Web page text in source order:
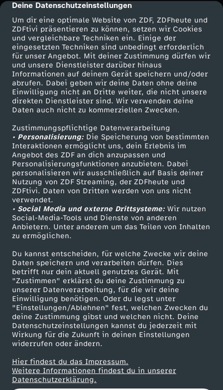
cmp-dialog-description
Deine Datenschutzeinstellungen
Um dir eine optimale Website von ZDF, ZDFheute und
ZDFtivi präsentieren zu können, setzen wir Cookies
und vergleichbare Techniken ein. Einige der
eingesetzten Techniken sind unbedingt erforderlich
für unser Angebot. Mit deiner Zustimmung dürfen wir
und unsere Dienstleister darüber hinaus
Informationen auf deinem Gerät speichern und/oder
abrufen. Dabei geben wir deine Daten ohne deine
Einwilligung nicht an Dritte weiter, die nicht unsere
direkten Dienstleister sind. Wir verwenden deine
Daten auch nicht zu kommerziellen Zwecken.
Zustimmungspflichtige Datenverarbeitung
• Personalisierung:Die Speicherung von bestimmten
Interaktionen ermöglicht uns, dein Erlebnis im
Angebot des ZDF an dich anzupassen und
Personalisierungsfunktionen anzubieten. Dabei
personalisieren wir ausschließlich auf Basis deiner
Nutzung von ZDF Streaming, der ZDFheute und
ZDFtivi. Daten von Dritten werden von uns nicht
verwendet.
• Social Media und externe Drittsysteme:Wir nutzen
Social-Media-Tools und Dienste von anderen
Anbietern. Unter anderem um das Teilen von Inhalten
zu ermöglichen.
Du kannst entscheiden, für welche Zwecke wir deine
Daten speichern und verarbeiten dürfen. Dies
betrifft nur dein aktuell genutztes Gerät. Mit
"Zustimmen" erklärst du deine Zustimmung zu
unserer Datenverarbeitung, für die wir deine
Einwilligung benötigen. Oder du legst unter
"Einstellungen/Ablehnen" fest, welchen Zwecken du
deine Zustimmung gibst und welchen nicht. Deine
Datenschutzeinstellungen kannst du jederzeit mit
Wirkung für die Zukunft in deinen Einstellungen
widerrufen oder ändern.
Hier findest du das Impressum.
Weitere Informationen findest du in unserer
Datenschutzerklärung.
e
n
t
e
u
e
r
M
e
k
o
n
g
-
A
b
Mehr ZDF
ZDF-Apps
Smart TV
ZDFtext
Livestreams
Sendungen A-Z
TV-Programm
Service
ZDFmitreden
Kontakt zum ZDF
Tickets
Zuschauerservice
Hilfe
ZDF Unternehmen
Karriere
ZDF goes Schule
Werbefernsehen
Mainzelmännchen
Partner